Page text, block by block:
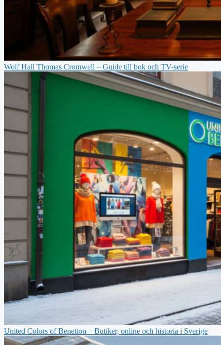
Wolf Hall Thomas Cromwell – Guide till bok och TV-serie
United Colors of Benetton – Butiker, online och historia i Sverige